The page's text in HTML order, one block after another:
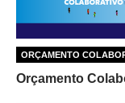
ORÇAMENTO
Orçamento